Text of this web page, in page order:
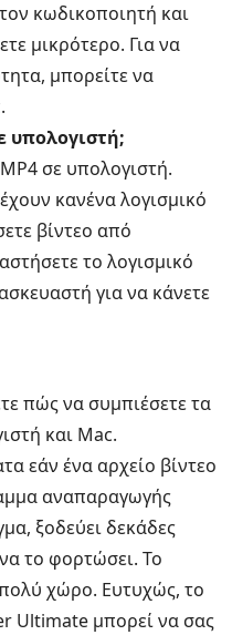
κωδικοποιητή και
μικρότερο. Για να
μπορείτε να
υπολογιστή;
σε υπολογιστή.
κανένα λογισμικό
βίντεο από
το λογισμικό
για να κάνετε
πώς να συμπιέσετε τα
και Mac.
εάν ένα αρχείο βίντεο
αναπαραγωγής
ξοδεύει δεκάδες
το φορτώσει. Το
χώρο. Ευτυχώς, το
Ultimate μπορεί να σας